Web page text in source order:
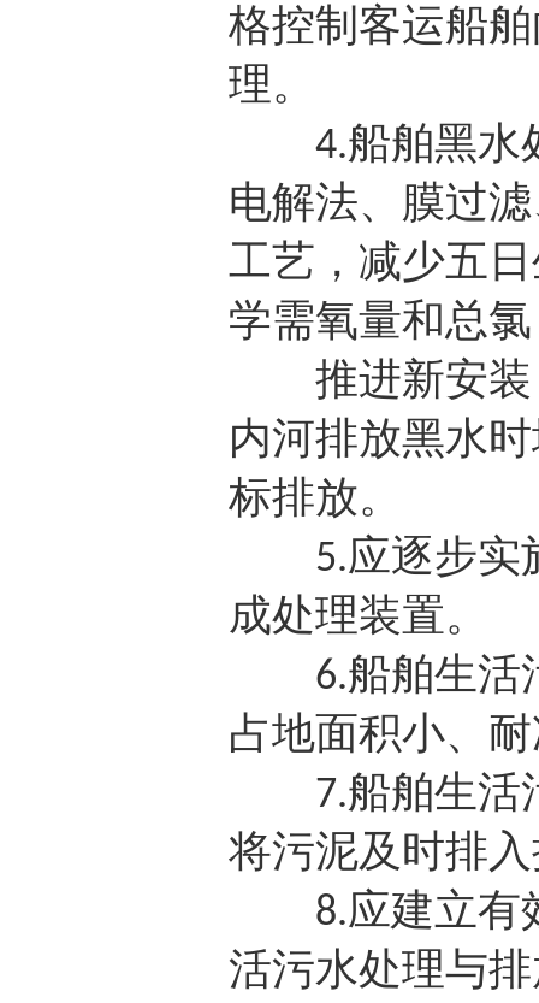
格控制客运船
理。
4.船舶黑水
电解法、膜过
工艺，减少五
学需氧量和总
推进新安装
内河排放黑水
标排放。
5.应逐步实
成处理装置。
6.船舶生活
占地面积小、
7.船舶生活
将污泥及时排
8.应建立有
活污水处理与